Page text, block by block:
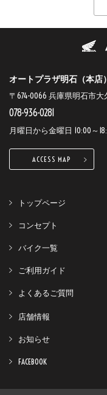
オートプラザ明石（本店）
〒674-0066 兵庫県明石市大
078-936-0281
月曜日から金曜日 10:00～
ACCESS MAP
トップページ
コンセプト
バイク一覧
ご利用ガイド
よくあるご質問
店舗情報
お知らせ
FACEBOOK